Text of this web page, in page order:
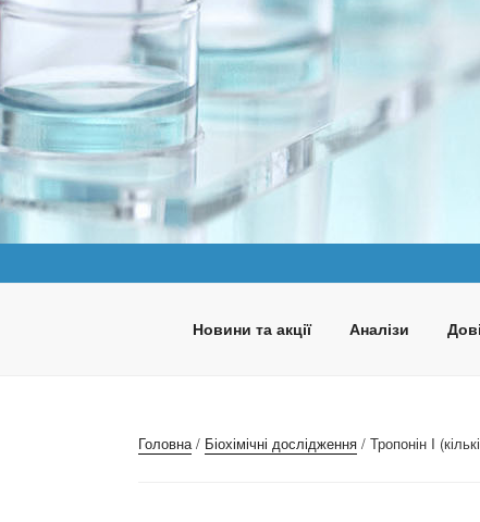
Перейти
ПАНАКЕЯ
Медична лабораторія
Новини та акції Аналізи
Головна/ Біохімічні дослідження/ Тропонін I